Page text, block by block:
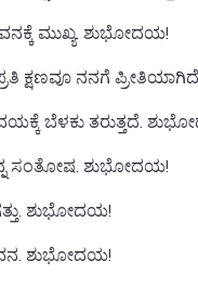
ಮುಖ್ಯ. ಶುಭೋದಯ!
ಕ್ಷಣವೂ ನನಗೆ
ಬೆಳಕು ತರುತ್ತದೆ.
ಸಂತೋಷ. ಶುಭೋದಯ!
ಶುಭೋದಯ!
ಶುಭೋದಯ!